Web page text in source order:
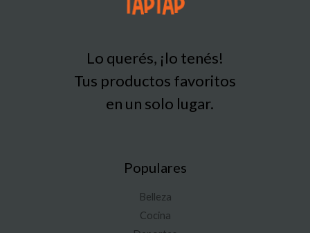
Lo querés, ¡lo tenés!
Tus productos favoritos
en un solo lugar.
Populares
Belleza
Cocina